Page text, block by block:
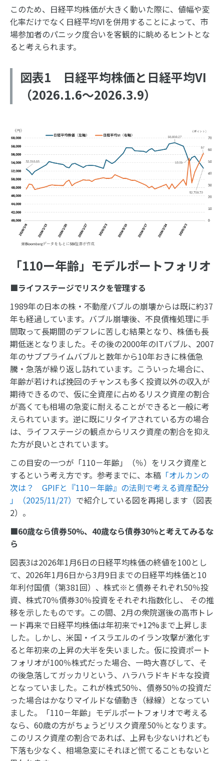
このため、日経平均株価が大きく動いた際に、値幅や変
化率だけでなく日経平均VIを併用することによって、市
場参加者のパニック度合いを客観的に眺めるヒントとな
ると考えられます。
図表1 日経平均株価と日経平均VI
（2026.1.6～2026.3.9）
「110ー年齢」モデルポートフォリオ
■ライフステージでリスクを管理する
1989年の日本の株・不動産バブルの崩壊からは既に約37
年も経過しています。バブル崩壊後、不良債権処理に手
間取って長期間のデフレに苦しむ結果となり、株価も長
期低迷となりました。その後の2000年のITバブル、2007
年のサブプライムバブルと数年から10年おきに株価急
騰・急落が繰り返し訪れています。こういった場合に、
年齢が若ければ挽回のチャンスも多く投資以外の収入が
期待できるので、仮に全資産に占めるリスク資産の割合
が高くても相場の急変に耐えることができると一般に考
えられています。逆に既にリタイアされている方の場合
は、ライフステージの観点からリスク資産の割合を抑え
た方が良いとされています。
この目安の一つが「110－年齢」（％）をリスク資産と
するという考え方です。参考までに、本稿 「オルカンの
次は？ GPIFと『110－年齢』の法則で考える資産配分
」（2025/11/27） で紹介している図を再掲します（図表
2）。
■60歳なら債券50%、40歳なら債券30％と考えてみるな
ら
図表3は2026年1月6日の日経平均株価の終値を100とし
て、2026年1月6日から3月9日までの日経平均株価と10
年利付国債（第381回）、株式※と債券それぞれ50％投
資、株式70％債券30％投資をそれぞれ指数化し、 その推
移を示したものです。この間、2月の衆院選後の高市トレ
ード再来で日経平均株価は年初来で+12%まで上昇しま
した。しかし、米国・イスラエルのイラン攻撃が激化す
ると年初来の上昇の大半を失いました。仮に投資ポート
フォリオが100％株式だった場合、一時大喜びして、そ
の後急落してガッカリという、ハラハラドキドキな投資
となっていました。これが株式50％、債券50％の投資だ
った場合はかなりマイルドな値動き（緑線）となってい
ました。「110－年齢」モデルポートフォリオで考える
なら、60歳の方がちょうどリスク資産50％となります。
このリスク資産の割合であれば、上昇も少ないけれども
下落も少なく、相場急変にそれほど慌てることもないと